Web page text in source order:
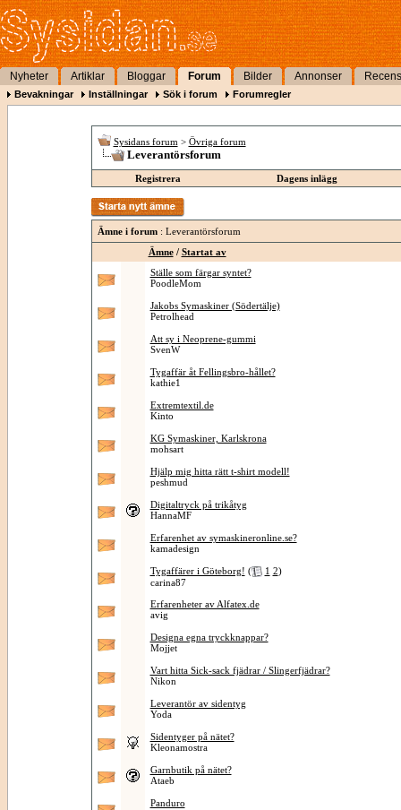
Nyheter Artiklar Bloggar Forum Bilder Annonser
Bevakningar Inställningar Sök i forum Forumregler
Sysidans forum > Övriga forum
Leverantörsforum
Registrera Dagens inlägg
Ämne i forum: Leverantörsforum
Ämne/ Startat av
Ställe som färgar syntet?
PoodleMom
Jakobs Symaskiner (Södertälje)
Petrolhead
Att sy i Neoprene-gummi
SvenW
Tygaffär åt Fellingsbro-hållet?
kathie1
Extremtextil.de
Kinto
KG Symaskiner, Karlskrona
mohsart
Hjälp mig hitta rätt t-shirt modell!
peshmud
Digitaltryck på trikåtyg
HannaMF
Erfarenhet av symaskineronline.se?
kamadesign
Tygaffärer i Göteborg! ( 1 2)
carina87
Erfarenheter av Alfatex.de
avig
Designa egna tryckknappar?
Mojjet
Vart hitta Sick-sack fjädrar / Slingerfjädrar?
Nikon
Leverantör av sidentyg
Yoda
Sidentyger på nätet?
Kleonamostra
Garnbutik på nätet?
Ataeb
Panduro